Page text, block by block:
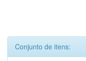
Conjunto de itens: